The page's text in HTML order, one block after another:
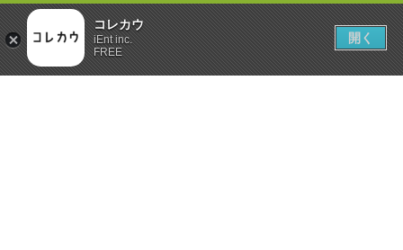
コレカウ
iEnt inc.
FREE
開く